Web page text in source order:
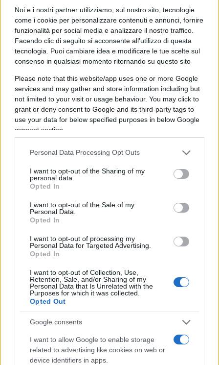
Noi e i nostri partner utilizziamo, sul nostro sito, tecnologie
come i cookie per personalizzare contenuti e annunci, fornire
funzionalità per social media e analizzare il nostro traffico.
Facendo clic di seguito si acconsente all'utilizzo di questa
tecnologia. Puoi cambiare idea e modificare le tue scelte sul
consenso in qualsiasi momento ritornando su questo sito
Please note that this website/app uses one or more Google
services and may gather and store information including but
not limited to your visit or usage behaviour. You may click to
grant or deny consent to Google and its third-party tags to
use your data for below specified purposes in below Google
consent section.
Personal Data Processing Opt Outs
I want to opt-out of the Sharing of my
personal data.
Opted In
I want to opt-out of the Sale of my
Personal Data.
Opted In
I want to opt-out of processing my
Personal Data for Targeted Advertising.
Opted In
I want to opt-out of Collection, Use,
Retention, Sale, and/or Sharing of my
Personal Data that Is Unrelated with the
Purposes for which it was collected.
Opted Out
Google consents
I want to allow Google to enable storage
related to advertising like cookies on web or
device identifiers in apps.
pace in Ucraina via terra, aria e mare. Non si tratta
di un passaggio di poco conto, considerando che
Starmer ha fatto pressione su Trump per ottenere
tali garanzie per due mesi. La disponibilità di
Washington a intervenire se i soldati occidentali
venissero attaccati dalla Russia – un punto critico
per la fattibilità del progetto – resta invece una
questione aperta.
Sempre per quanto concerne le richieste di
europea Ursula von der Leyen ha chiestosanzioni
più pesanti a Mosca. “Attenzione particolare è
stata data alla preparazione del 17esimo
pacchetto di sanzioni Ue. E’ cruciale che questo
russa e serva come uno degli elementi di
pressione perché la Russia ripristini la pace” la
conferma del leader ucraino: “Teniamo al
sostegno dell’Unione europea. Insieme lavoriamo
per la sicurezza delle persone, per una pace
giusta, e per il futuro europeo dell’Ucraina”.
fronte russo, il Cremlino ha annunciato la
riconquista dell’intera regione di Kursk e si è detto